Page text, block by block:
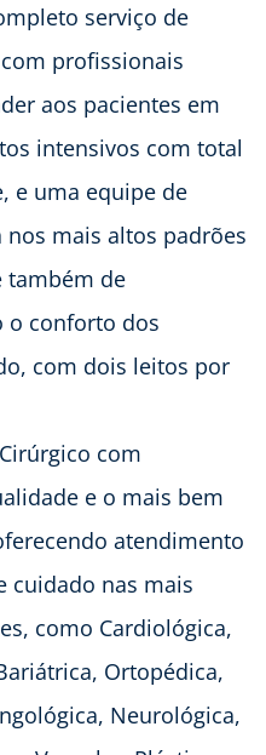
serviço de
profissionais
aos pacientes em
intensivos com total
e uma equipe de
mais altos padrões
também de
o conforto dos
com dois leitos por
com
e o mais bem
atendimento
cuidado nas mais
como Cardiológica,
Ortopédica,
Neurológica,